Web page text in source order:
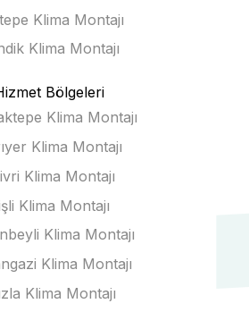
Klima Montajı
Klima Montajı
Bölgeleri
Klima Montajı
Klima Montajı
Klima Montajı
Klima Montajı
Klima Montajı
Klima Montajı
Klima Montajı